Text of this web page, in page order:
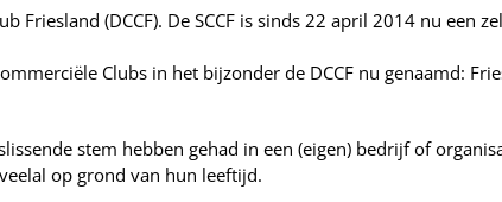
Friesland (DCCF). De SCCF is sinds 22 april 2014 nu een
Clubs in het bijzonder de DCCF nu genaamd:
stem hebben gehad in een (eigen) bedrijf of
op grond van hun leeftijd.